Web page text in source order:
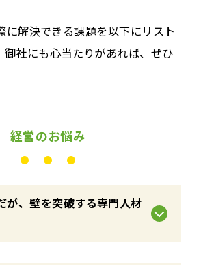
に解決できる課題を以下にリスト
御社にも心当たりがあれば、ぜひ
経営のお悩み
が、壁を突破する専門人材